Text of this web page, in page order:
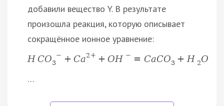
добавили вещество Y. В результате
произошла реакция, которую описывает
сокращённое ионное уравнение:
H CO3
− + Ca2 + + OH − = CaCO3 + H 2O
…